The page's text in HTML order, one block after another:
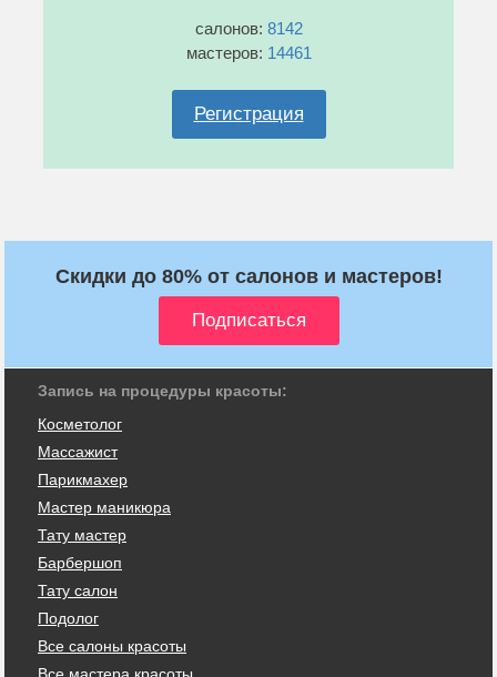
салонов: 8142
мастеров: 14461
Регистрация
Скидки до 80% от салонов и мастеров!
Запись на процедуры красоты:
Косметолог
Массажист
Парикмахер
Мастер маникюра
Тату мастер
Барбершоп
Тату салон
Подолог
Все салоны красоты
Все мастера красоты